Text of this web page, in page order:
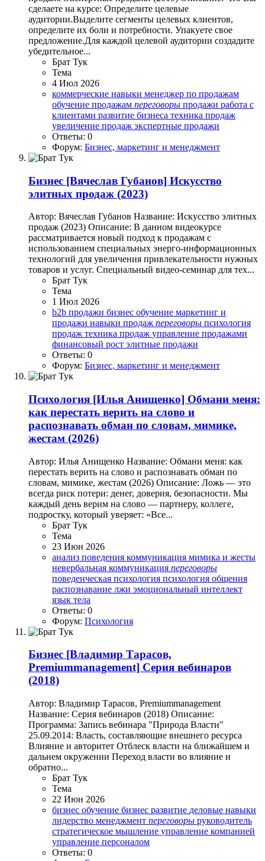
сделаете на курсе: Определите целевые
аудитории.Выделите сегменты целевых клиентов,
определите их боли и потребности. Упакуете свое
предложение.Для каждой целевой аудитории создадите
убедительное...
Брат Тук
Тема
4 Июл 2026
коммерческие навыки менеджер по продажам
обучение продажам переговоры продажи работа с
клиентами развитие бизнеса техника продаж
увеличение продаж экспертные продажи
Ответы: 0
Форум: Бизнес, маркетинг и менеджмент
Бизнес [Вячеслав Губанов] Искусство
элитных продаж (2023)
Автор: Вячеслав Губанов Название: Искусство элитных
продаж (2023) Описание: В данном видеокурсе
рассматривается новый подход к продажам с
использованием специальных энерго-информационных
технологий для увеличения привлекательности нужных
товаров и услуг. Специальный видео-семинар для тех...
Брат Тук
Тема
1 Июл 2026
b2b продажи бизнес обучение маркетинг и
продажи навыки продаж переговоры психология
продаж техника продаж управление продажами
финансовый рост элитные продажи
Ответы: 0
Форум: Бизнес, маркетинг и менеджмент
Психология [Илья Анищенко] Обмани меня:
как перестать верить на слово и
распознавать обман по словам, мимике,
жестам (2026)
Автор: Илья Анищенко Название: Обмани меня: как
перестать верить на слово и распознавать обман по
словам, мимике, жестам (2026) Описание: Ложь — это
всегда риск потери: денег, доверия, безопасности. Мы
каждый день верим на слово — партнеру, коллеге,
подростку, который уверяет: «Все...
Брат Тук
Тема
23 Июн 2026
анализ поведения коммуникация мимика и жесты
невербальная коммуникация переговоры
поведенческая психология психология общения
распознавание лжи эмоциональный интеллект
язык тела
Ответы: 0
Форум: Психология
Бизнес [Владимир Тарасов,
Premiummanagement] Серия вебинаров
(2018)
Автор: Владимир Тарасов, Premiummanagement
Название: Серия вебинаров (2018) Описание:
Программа: Запись вебинара "Природа Власти"
25.09.2014: Власть, составляющие внешнего ресурса
Влияние и авторитет Отблеск власти на ближайшем и
дальнем окружении Переход власти во влияние и
обратно...
Брат Тук
Тема
22 Июн 2026
бизнес обучение бизнес развитие деловые навыки
лидерство менеджмент переговоры руководитель
стратегическое мышление управление компанией
управление персоналом
Ответы: 0